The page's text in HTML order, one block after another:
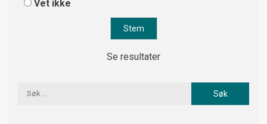
Vet ikke
Se resultater